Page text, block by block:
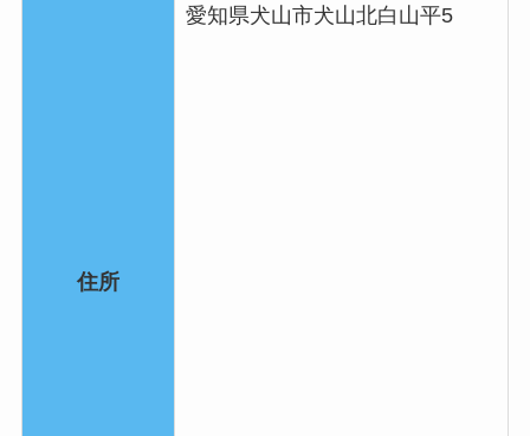
住所
愛知県犬山市犬山北白山平5